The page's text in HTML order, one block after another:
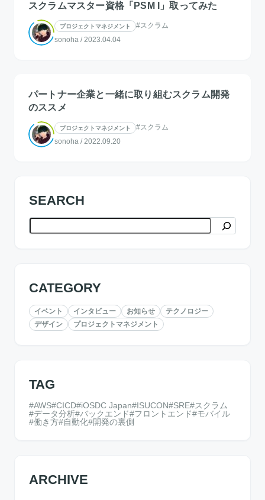
スクラムマスター資格「PSM I」取ってみた
プロジェクトマネジメント
#スクラム
sonoha / 2023.04.04
パートナー企業と一緒に取り組むスクラム開発
のススメ
プロジェクトマネジメント
#スクラム
sonoha / 2022.09.20
SEARCH
検索
CATEGORY
イベント インタビュー お知らせ
テクノロジー
デザイン
プロジェクトマネジメント
TAG
AWS CICD iOSDC Japan ISUCON SRE スクラム
データ分析 バックエンド フロントエンド
モバイル
働き方
自動化 開発の裏側
ARCHIVE